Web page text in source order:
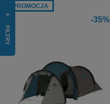
-35%
PROMOCJA
FILTRY